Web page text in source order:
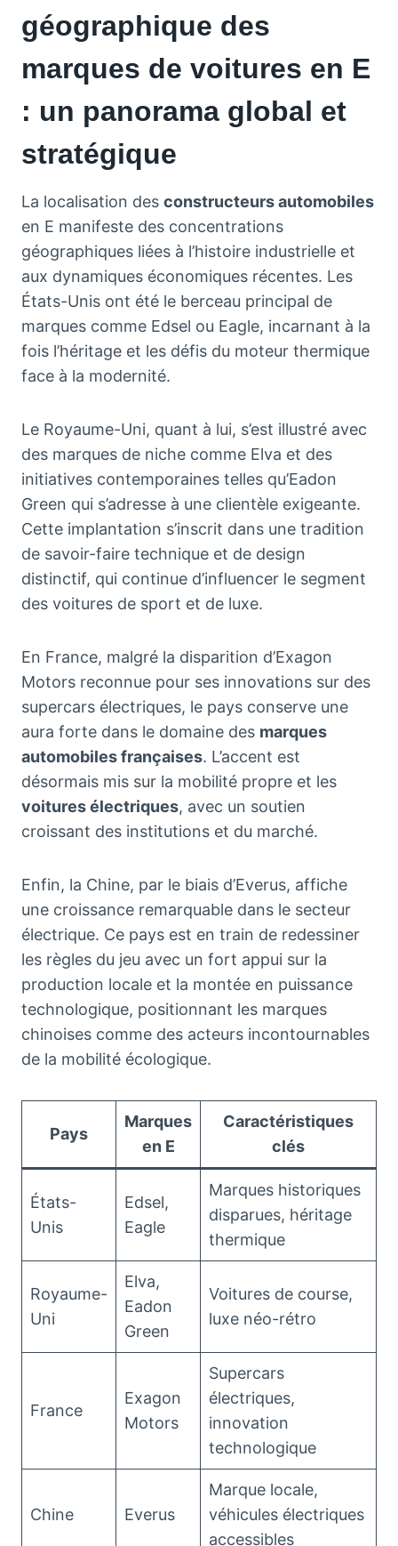
géographique des
marques de voitures en E
: un panorama global et
stratégique
La localisation des constructeurs automobiles
en E manifeste des concentrations
géographiques liées à l’histoire industrielle et
aux dynamiques économiques récentes. Les
États-Unis ont été le berceau principal de
marques comme Edsel ou Eagle, incarnant à la
fois l’héritage et les défis du moteur thermique
face à la modernité.
Le Royaume-Uni, quant à lui, s’est illustré avec
des marques de niche comme Elva et des
initiatives contemporaines telles qu’Eadon
Green qui s’adresse à une clientèle exigeante.
Cette implantation s’inscrit dans une tradition
de savoir-faire technique et de design
distinctif, qui continue d’influencer le segment
des voitures de sport et de luxe.
En France, malgré la disparition d’Exagon
Motors reconnue pour ses innovations sur des
supercars électriques, le pays conserve une
aura forte dans le domaine des marques
automobiles françaises. L’accent est
désormais mis sur la mobilité propre et les
voitures électriques, avec un soutien
croissant des institutions et du marché.
Enfin, la Chine, par le biais d’Everus, affiche
une croissance remarquable dans le secteur
électrique. Ce pays est en train de redessiner
les règles du jeu avec un fort appui sur la
production locale et la montée en puissance
technologique, positionnant les marques
chinoises comme des acteurs incontournables
de la mobilité écologique.
Pays
Marques
en E
Caractéristiques
clés
États-
Unis
Edsel,
Eagle
Marques historiques
disparues, héritage
thermique
Royaume-
Uni
Elva,
Eadon
Green
Voitures de course,
luxe néo-rétro
France
Exagon
Motors
Supercars
électriques,
innovation
technologique
Chine Everus
Marque locale,
véhicules électriques
accessibles